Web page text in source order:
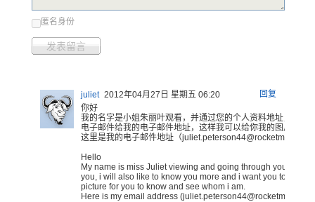
匿名身份
发表留言
回复
juliet 2012年04月27日 星期五 06:20
你好
我的名字是小姐朱丽叶观看，并通过您的个人资料地址，今天
电子邮件给我的电子邮件地址，这样我可以给你我的图片
这里是我的电子邮件地址（ju liet.peterson44@rocketmai
He llo
My name is miss Juliet viewing and going through your
you, i will also like to know you more and i want you to send
picture for you to know and see whom i am.
Here is my email address (juliet.peterson44@rocketmail.